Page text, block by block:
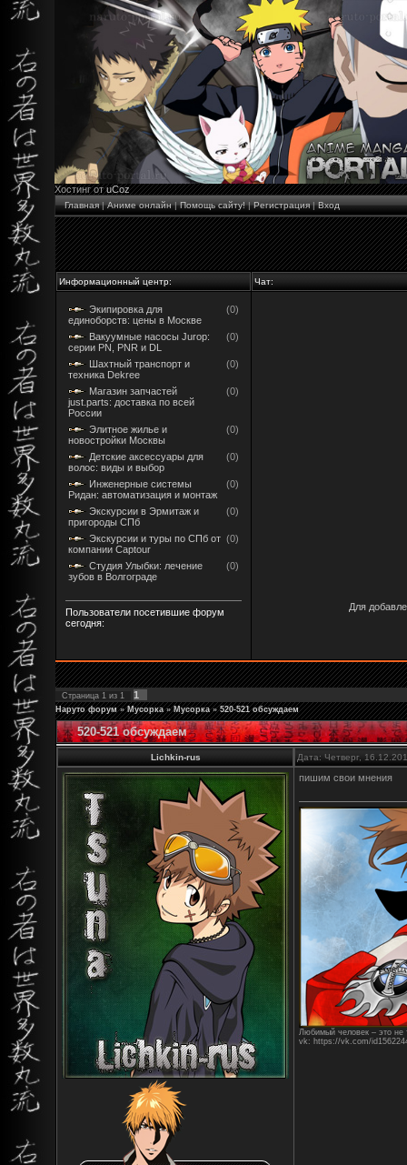
Хостинг отuCoz
Главная|Аниме онлайн|Помощь сайту!|Регистрация|Вход
Информационный центр: Чат:
Экипировка для
единоборств: цены в Москве
(0)
Вакуумные насосы Jurop:
серии PN, PNR и DL
(0)
Шахтный транспорт и
техника Dekree
(0)
Магазин запчастей
just.parts: доставка по всей
России
(0)
Элитное жилье и
новостройки Москвы
(0)
Детские аксессуары для
волос: виды и выбор
(0)
Инженерные системы
Ридан: автоматизация и монтаж
(0)
Экскурсии в Эрмитаж и
пригороды СПб
(0)
Экскурсии и туры по СПб от
компании Captour
(0)
Студия Улыбки: лечение
зубов в Волгограде
(0)
Пользователи посетившие форум
сегодня:
Для
Страница 1 из 1 1
Наруто форум » Мусорка » Мусорка » 520-521 обсуждаем
520-521 обсуждаем
Lichkin-rus Дата: Четверг,
пишим свои мнения
Любимый человек – это не
vk: https://vk.com/